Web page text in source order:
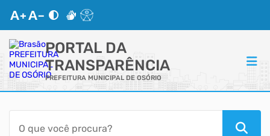
PORTAL DA
TRANSPARÊNCIA
PREFEITURA MUNICIPAL DE OSÓRIO
ACESSO RÁPIDO